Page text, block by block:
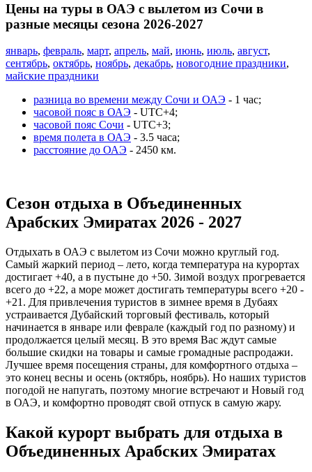
Цены на туры в ОАЭ с вылетом из Сочи в
разные месяцы сезона 2026-2027
январь, февраль, март, апрель, май, июнь, июль, август,
сентябрь, октябрь, ноябрь, декабрь, новогодние праздники,
майские праздники
разница во времени между Сочи и ОАЭ - 1 час;
часовой пояс в ОАЭ - UTC+4;
часовой пояс Сочи - UTC+3;
время полета в ОАЭ - 3.5 часа;
расстояние до ОАЭ - 2450 км.
Cезон отдыха в Объединенных
Арабских Эмиратах 2026 - 2027
Отдыхать в ОАЭ с вылетом из Сочи можно круглый год.
Самый жаркий период – лето, когда температура на курортах
достигает +40, а в пустыне до +50. Зимой воздух прогревается
всего до +22, а море может достигать температуры всего +20 -
+21. Для привлечения туристов в зимнее время в Дубаях
устраивается Дубайский торговый фестиваль, который
начинается в январе или феврале (каждый год по разному) и
продолжается целый месяц. В это время Вас ждут самые
большие скидки на товары и самые громадные распродажи.
Лучшее время посещения страны, для комфортного отдыха –
это конец весны и осень (октябрь, ноябрь). Но наших туристов
погодой не напугать, поэтому многие встречают и Новый год
в ОАЭ, и комфортно проводят свой отпуск в самую жару.
Какой курорт выбрать для отдыха в
Объединенных Арабских Эмиратах